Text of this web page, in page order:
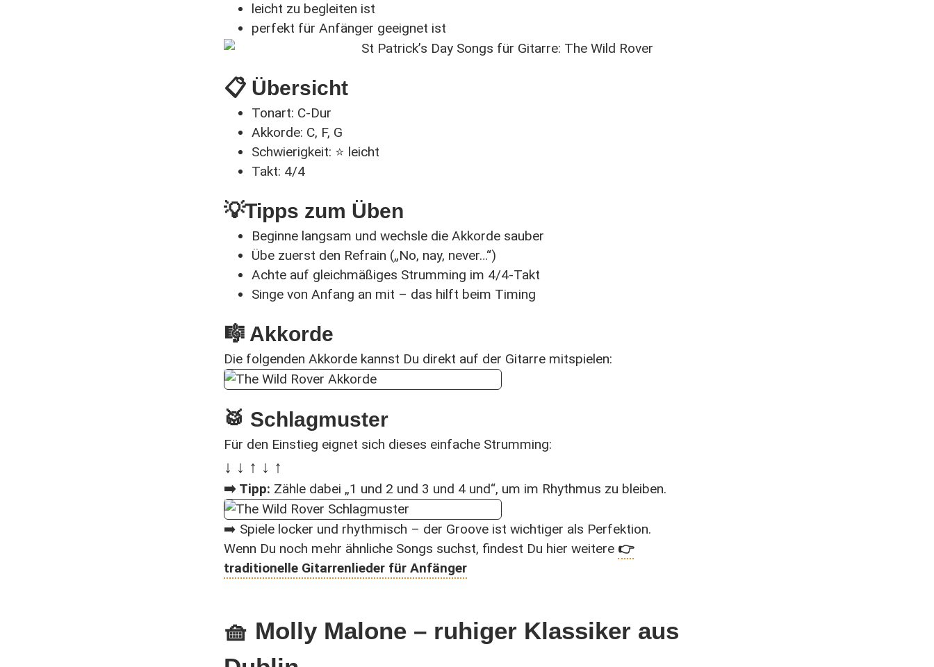
leicht zu begleiten ist
perfekt für Anfänger geeignet ist
📋 Übersicht
Tonart: C-Dur
Akkorde: C, F, G
Schwierigkeit: ⭐ leicht
Takt: 4/4
💡Tipps zum Üben
Beginne langsam und wechsle die Akkorde sauber
Übe zuerst den Refrain („No, nay, never…“)
Achte auf gleichmäßiges Strumming im 4/4-Takt
Singe von Anfang an mit – das hilft beim Timing
🎼 Akkorde
Die folgenden Akkorde kannst Du direkt auf der Gitarre mitspielen:
🥁 Schlagmuster
Für den Einstieg eignet sich dieses einfache Strumming:
↓ ↓ ↑ ↓ ↑
➡️ Tipp: Zähle dabei „1 und 2 und 3 und 4 und“, um im Rhythmus zu bleiben.
➡️ Spiele locker und rhythmisch – der Groove ist wichtiger als Perfektion.
Wenn Du noch mehr ähnliche Songs suchst, findest Du hier weitere 👉
traditionelle Gitarrenlieder für Anfänger
🧺 Molly Malone – ruhiger Klassiker aus